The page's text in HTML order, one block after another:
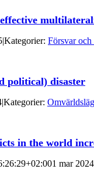
|Kategorier: Försvar och
political) disaster
|Kategorier:
in the world
1 mar 2024